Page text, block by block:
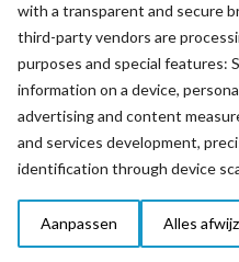
with a transparent and secure
third-party vendors are
purposes and special features:
information on a device,
advertising and content
and services development,
identification through device
Aanpassen Alles
daarin tegen
eiwitproducten
maanden is het
stuwt. Het aanbod
stijgen in prijs